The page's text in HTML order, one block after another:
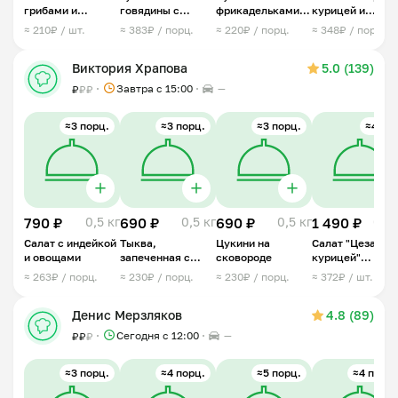
грибами и
курицей
≈ 210₽ / шт.
говядины с
картофельным
≈ 383₽ / порц.
фрикадельками
из индейки
(овощной)
≈ 220₽ / порц.
курицей и
овощами
≈ 348₽ / порц.
Виктория Храпова 5.0 (139)
₽₽₽ Завтра c 15:00 —
≈3 порц.
790 ₽ 0,5 кг
Салат с индейкой
и овощами
≈ 263₽ / порц.
≈3 порц.
690 ₽ 0,5 кг
Тыква,
запеченная с
яйцом и
адыгейским
≈ 230₽ / порц.
≈3 порц.
690 ₽ 0,5 кг
Цукини на
сковороде
≈ 230₽ / порц.
≈4 шт.
1 490 ₽
Салат "Цезарь с
курицей"
порционный
≈ 372₽ / шт.
Денис Мерзляков 4.8 (89)
₽₽₽ Сегодня с 12:00 —
≈3 порц. ≈4 порц. ≈5 порц. ≈4 порц.